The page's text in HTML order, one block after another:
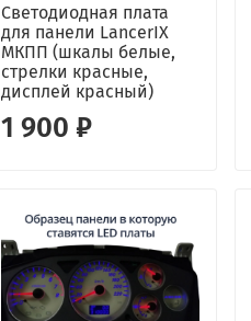
Светодиодная плата
для панели LancerIX
МКПП (шкалы белые,
стрелки красные,
дисплей красный)
1 900 ₽